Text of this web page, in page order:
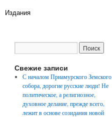
Издания
Свежие записи
С началом Приамурского Земского
собора, дорогие русские люди! Не
политическое, а религиозное,
духовное делание, прежде всего,
лежит в основе созидания новой